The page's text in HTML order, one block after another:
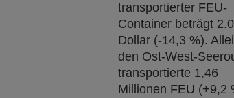
transportierter FEU-
Container beträgt
Dollar (-14,3 %).
den Ost-West-
transportierte 1,46
Millionen FEU (+9,2